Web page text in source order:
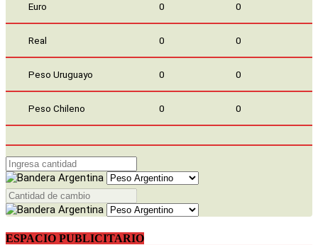
Euro 0 0
Real 0 0
Peso Uruguayo 0 0
Peso Chileno 0 0
ESPACIO PUBLICITARIO